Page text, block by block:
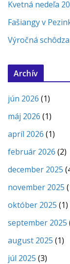
Kvetná nedeľa
Fašiangy v
Výročná schôdza
Archív
jún 2026 (1)
máj 2026 (1)
apríl 2026 (1)
február 2026 (2)
december 2025
november 2025
október 2025 (1)
september 2025
august 2025 (1)
júl 2025 (3)